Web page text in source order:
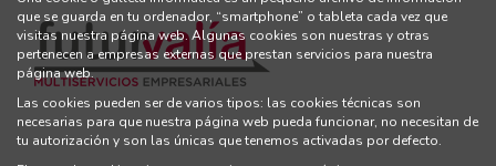
que se guarda en tu ordenador, “smartphone” o tableta cada vez que
visitas nuestra página web. Algunas cookies son nuestras y otras
pertenecen a empresas externas que prestan servicios para nuestra
página web.
Las cookies pueden ser de varios tipos: las cookies técnicas son
necesarias para que nuestra página web pueda funcionar, no necesitan de
tu autorización y son las únicas que tenemos activadas por defecto.